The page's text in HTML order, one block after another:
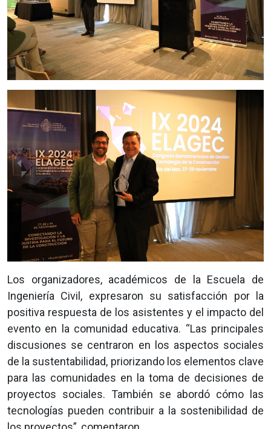
Los organizadores, académicos de la Escuela de
Ingeniería Civil, expresaron su satisfacción por la
positiva respuesta de los asistentes y el impacto del
evento en la comunidad educativa. “Las principales
discusiones se centraron en los aspectos sociales
de la sustentabilidad, priorizando los elementos clave
para las comunidades en la toma de decisiones de
proyectos sociales. También se abordó cómo las
tecnologías pueden contribuir a la sostenibilidad de